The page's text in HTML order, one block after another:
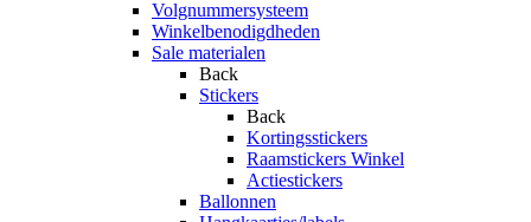
Volgnummersysteem
Winkelbenodigdheden
Sale materialen
Back
Stickers
Back
Kortingsstickers
Raamstickers Winkel
Actiestickers
Ballonnen